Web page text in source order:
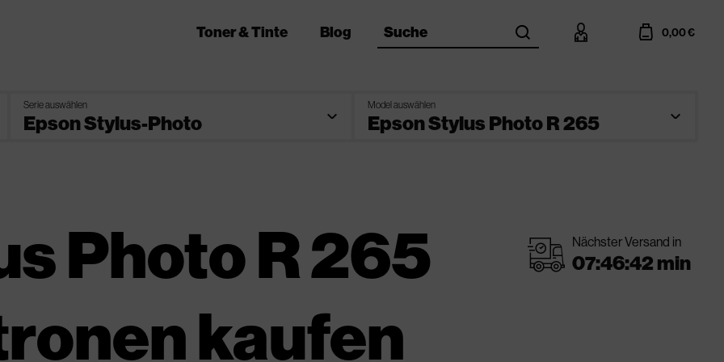
Toner & Tinte Blog Suche search account cart 0,00 €
Serie auswählen Model auswählen
Photo R 265
kaufen
shipping Nächster Versand in